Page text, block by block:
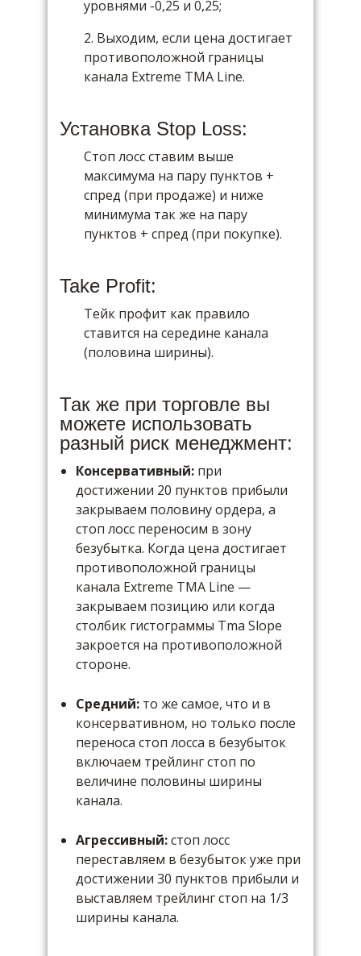
уровнями -0,25 и 0,25;
2. Выходим, если цена достигает
противоположной границы
канала Extreme TMA Line.
Установка Stop Loss:
Стоп лосс ставим выше
максимума на пару пунктов +
спред (при продаже) и ниже
минимума так же на пару
пунктов + спред (при покупке).
Take Profit:
Тейк профит как правило
ставится на середине канала
(половина ширины).
Так же при торговле вы
можете использовать
разный риск менеджмент:
Консервативный: при
достижении 20 пунктов прибыли
закрываем половину ордера, а
стоп лосс переносим в зону
безубытка. Когда цена достигает
противоположной границы
канала Extreme TMA Line —
закрываем позицию или когда
столбик гистограммы Tma Slope
закроется на противоположной
стороне.
Средний: то же самое, что и в
консервативном, но только после
переноса стоп лосса в безубыток
включаем трейлинг стоп по
величине половины ширины
канала.
Агрессивный:стоп лосс
переставляем в безубыток уже при
достижении 30 пунктов прибыли и
выставляем трейлинг стоп на 1/3
ширины канала.